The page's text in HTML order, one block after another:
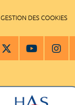
GESTION DES COOKIES